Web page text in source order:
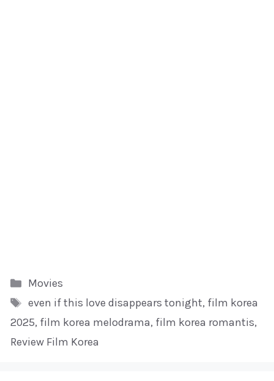
Kategori
Movies
Tag
even if this love disappears tonight, film korea
2025, film korea melodrama, film korea romantis,
Review Film Korea